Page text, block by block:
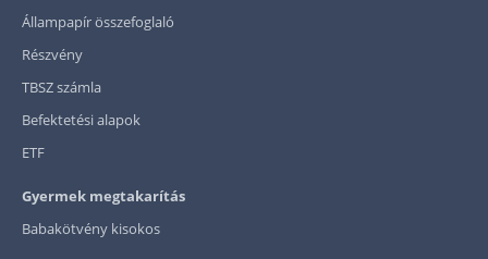
Állampapír összefoglaló
Részvény
TBSZ számla
Befektetési alapok
ETF
Gyermek megtakarítás
Babakötvény kisokos